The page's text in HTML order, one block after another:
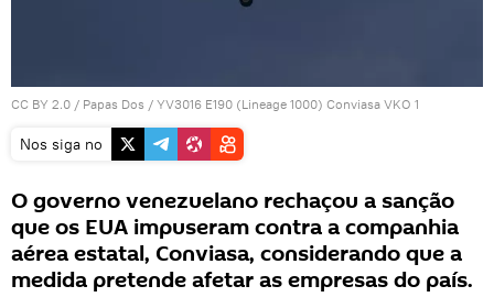
CC BY 2.0 / Papas Dos / YV3016 E190 (Lineage 1000) Conviasa VKO 1
Nos siga no
O governo venezuelano rechaçou a sanção
que os EUA impuseram contra a companhia
aérea estatal, Conviasa, considerando que a
medida pretende afetar as empresas do país.